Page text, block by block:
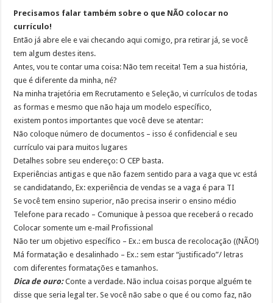
Precisamos falar também sobre o que NÃO colocar no
currículo!
Então já abre ele e vai checando aqui comigo, pra retirar já, se você
tem algum destes itens.
Antes, vou te contar uma coisa: Não tem receita! Tem a sua história,
que é diferente da minha, né?
Na minha trajetória em Recrutamento e Seleção, vi currículos de todas
as formas e mesmo que não haja um modelo específico,
existem pontos importantes que você deve se atentar:
Não coloque número de documentos – isso é confidencial e seu
currículo vai para muitos lugares
Detalhes sobre seu endereço: O CEP basta.
Experiências antigas e que não fazem sentido para a vaga que vc está
se candidatando, Ex: experiência de vendas se a vaga é para TI
Se você tem ensino superior, não precisa inserir o ensino médio
Telefone para recado – Comunique à pessoa que receberá o recado
Colocar somente um e-mail Profissional
Não ter um objetivo específico – Ex.: em busca de recolocação ((NÃO!)
Má formatação e desalinhado – Ex.: sem estar “justificado”/ letras
com diferentes formatações e tamanhos.
Dica de ouro: Conte a verdade. Não inclua coisas porque alguém te
disse que seria legal ter. Se você não sabe o que é ou como faz, não